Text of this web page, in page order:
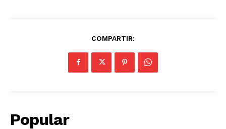
COMPARTIR:
Popular